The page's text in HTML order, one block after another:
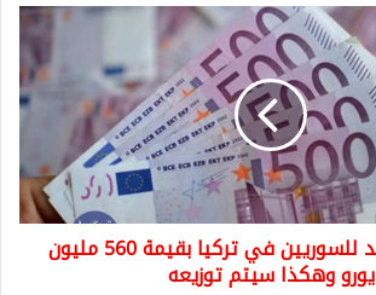
دعم مالي جديد للسوريين في تركيا بقيمة 560 مليون
يورو وهكذا سيتم توزيعه